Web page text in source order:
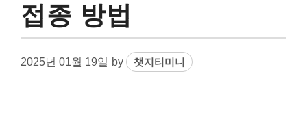
접종 방법
2025년 01월 19일 by 챗지티미니